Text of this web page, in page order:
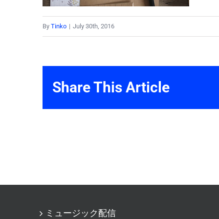
By Tinko | July 30th, 2016
Share This Article
ミュージック配信